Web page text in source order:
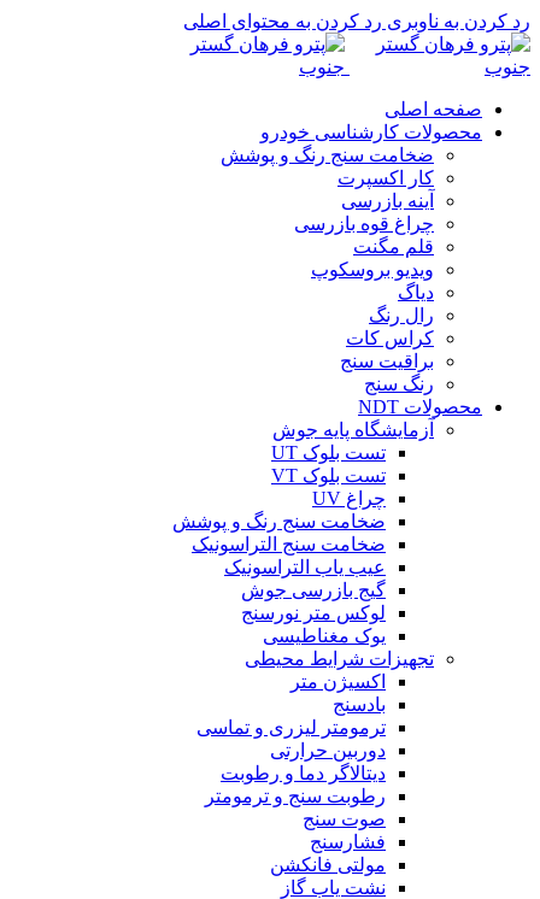
رد کردن به ناوبری رد کردن به محتوای اصلی
صفحه اصلی
محصولات کارشناسی خودرو
ضخامت سنج رنگ و پوشش
کار اکسپرت
آینه بازرسی
چراغ قوه بازرسی
قلم مگنت
ویدیو بروسکوپ
دیاگ
رال رنگ
کراس کات
براقیت سنج
رنگ سنج
محصولات NDT
آزمایشگاه پایه جوش
تست بلوک UT
تست بلوک VT
چراغ UV
ضخامت سنج رنگ و پوشش
ضخامت سنج التراسونیک
عیب یاب التراسونیک
گیج بازرسی جوش
لوکس متر نورسنج
یوک مغناطیسی
تجهیزات شرایط محیطی
اکسیژن متر
بادسنج
ترمومتر لیزری و تماسی
دوربین حرارتی
دیتالاگر دما و رطوبت
رطوبت سنج و ترمومتر
صوت سنج
فشارسنج
مولتی فانکشن
نشت یاب گاز